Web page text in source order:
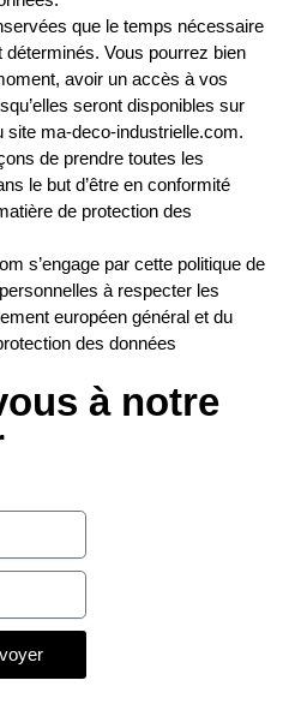
que le temps nécessaire
Vous pourrez bien
avoir un accès à vos
seront disponibles sur
ma-deco-industrielle.com.
de prendre toutes les
le but d’être en conformité
de protection des
s’engage par cette politique de
à respecter les
européen général et du
des données
à notre